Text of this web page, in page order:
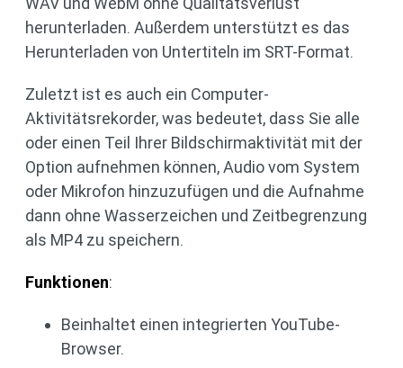
herunterladen. Außerdem unterstützt es das
Herunterladen von Untertiteln im SRT-Format.
Zuletzt ist es auch ein Computer-
Aktivitätsrekorder, was bedeutet, dass Sie alle
oder einen Teil Ihrer Bildschirmaktivität mit der
Option aufnehmen können, Audio vom System
oder Mikrofon hinzuzufügen und die Aufnahme
dann ohne Wasserzeichen und Zeitbegrenzung
als MP4 zu speichern.
Funktionen:
Beinhaltet einen integrierten YouTube-
Browser.